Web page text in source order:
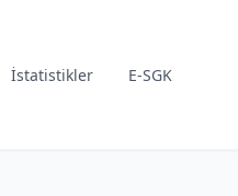
İstatistikler E-SGK